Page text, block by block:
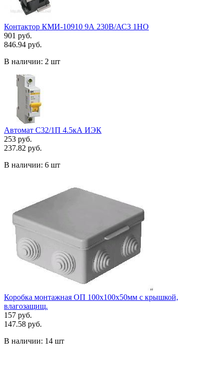
Контактор КМИ-10910 9А 230В/АС3 1НО
901 руб.
846.94 руб.
В наличии: 2 шт
Автомат C32/1П 4.5кА ИЭК
253 руб.
237.82 руб.
В наличии: 6 шт
Коробка монтажная ОП 100х100х50мм с крышкой,
влагозащищ.
157 руб.
147.58 руб.
В наличии: 14 шт